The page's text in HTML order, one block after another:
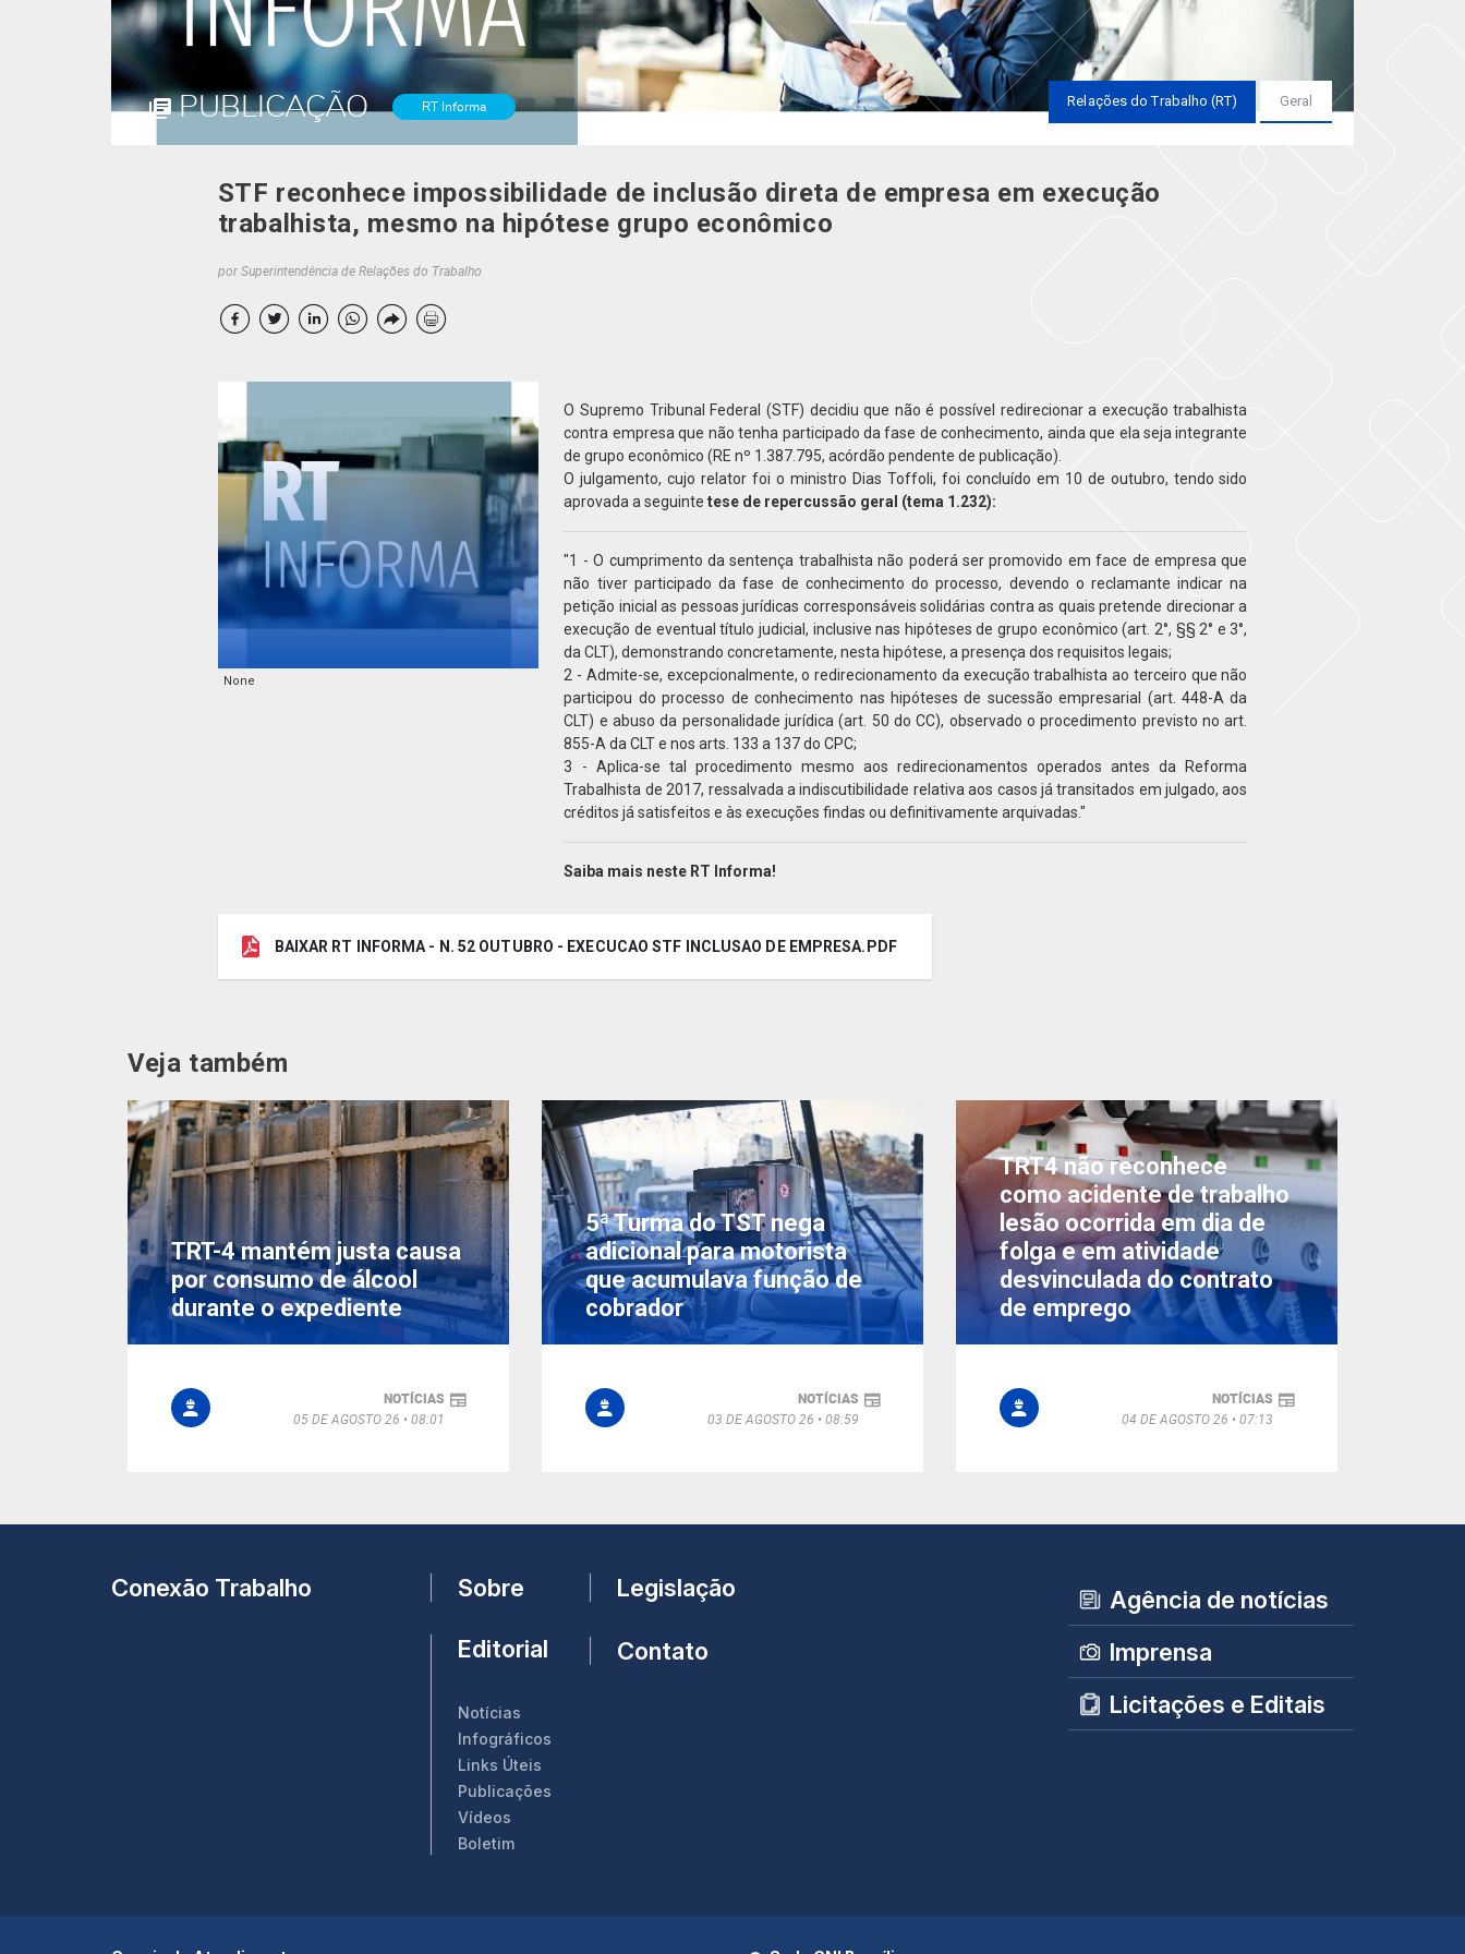
PUBLICAÇÃO RT Informa Relações do Trabalho (RT) Geral
STF reconhece impossibilidade de inclusão direta de empresa em execução
trabalhista, mesmo na hipótese grupo econômico
por Superintendência de Relações do Trabalho
None
O Supremo Tribunal Federal (STF) decidiu que não é possível redirecionar a execução trabalhista
contra empresa que não tenha participado da fase de conhecimento, ainda que ela seja integrante
de grupo econômico (RE nº 1.387.795, acórdão pendente de publicação).
O julgamento, cujo relator foi o ministro Dias Toffoli, foi concluído em 10 de outubro, tendo sido
aprovada a seguintetese de repercussão geral (tema 1.232):
"1 - O cumprimento da sentença trabalhista não poderá ser promovido em face de empresa que
não tiver participado da fase de conhecimento do processo, devendo o reclamante indicar na
petição inicial as pessoas jurídicas corresponsáveis solidárias contra as quais pretende direcionar a
execução de eventual título judicial, inclusive nas hipóteses de grupo econômico (art. 2°, §§ 2° e 3°,
da CLT), demonstrando concretamente, nesta hipótese, a presença dos requisitos legais;
2 - Admite-se, excepcionalmente, o redirecionamento da execução trabalhista ao terceiro que não
participou do processo de conhecimento nas hipóteses de sucessão empresarial (art. 448-A da
CLT) e abuso da personalidade jurídica (art. 50 do CC), observado o procedimento previsto no art.
855-A da CLT e nos arts. 133 a 137 do CPC;
3 - Aplica-se tal procedimento mesmo aos redirecionamentos operados antes da Reforma
Trabalhista de 2017, ressalvada a indiscutibilidade relativa aos casos já transitados em julgado, aos
créditos já satisfeitos e às execuções findas ou definitivamente arquivadas."
Saiba mais neste RT Informa!
BAIXAR RT INFORMA - N. 52 OUTUBRO - EXECUCAO STF INCLUSAO DE EMPRESA.PDF
Veja também
TRT-4 mantém justa causa
por consumo de álcool
durante o expediente
NOTÍCIAS
05 DE AGOSTO 26
08:01
5ª Turma do TST nega
adicional para motorista
que acumulava função de
cobrador
NOTÍCIAS
03 DE AGOSTO 26
08:59
TRT4 não reconhece
como acidente de trabalho
lesão ocorrida em dia de
folga e em atividade
desvinculada do contrato
de emprego
NOTÍCIAS
04 DE AGOSTO 26
07:13
Conexão Trabalho Sobre
Editorial
Notícias
Infográficos
Links Úteis
Publicações
Vídeos
Boletim
Legislação
Contato
Agência de notícias
Imprensa
Licitações e Editais